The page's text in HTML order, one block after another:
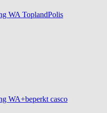
WA ToplandPolis
WA+beperkt casco